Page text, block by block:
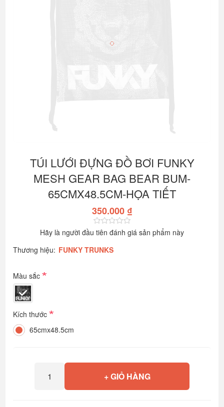
TÚI LƯỚI ĐỰNG ĐỒ BƠI FUNKY
MESH GEAR BAG BEAR BUM-
65CMX48.5CM-HỌA TIẾT
350.000 ₫
Hãy là người đầu tiên đánh giá sản phẩm này
Thương hiệu: FUNKY TRUNKS
Màu sắc*
Kích thước*
65cmx48.5cm
+ GIỎ HÀNG